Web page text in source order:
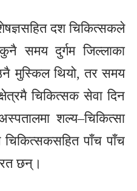
दश चिकित्सकले
समय दुर्गम जिल्लाका
मुस्किल थियो, तर समय
चिकित्सक सेवा दिन
शल्य–चिकित्सा
चिकित्सकसहित पाँच पाँच
छन्।